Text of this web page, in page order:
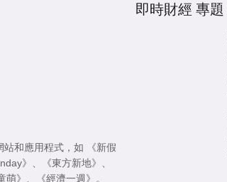
站和應用程式，如
《新假
》 、 《東方新地》 、
萌》 、 《經濟一週》 。
即時財經 專題